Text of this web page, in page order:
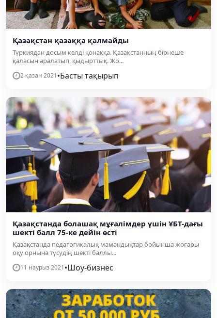
Қазақстан қазаққа қалмайды
Түркиядан досым келді қонаққа. Қазақстанның бірнеше
қаласын аралатып, қыдырттық. Жо...
2 қазан 2021•Басты тақырып
Қазақстанда болашақ мұғалімдер үшін ҰБТ-дағы
шекті балл 75-ке дейін өсті
Қазақстанда педагогикалық мамандықтар бойынша жоғары
оқу орнына түсудің шекті баллы...
11 наурыз 2021•Шоу-бизнес